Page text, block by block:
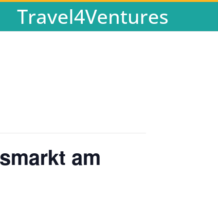
Travel4Ventures
am